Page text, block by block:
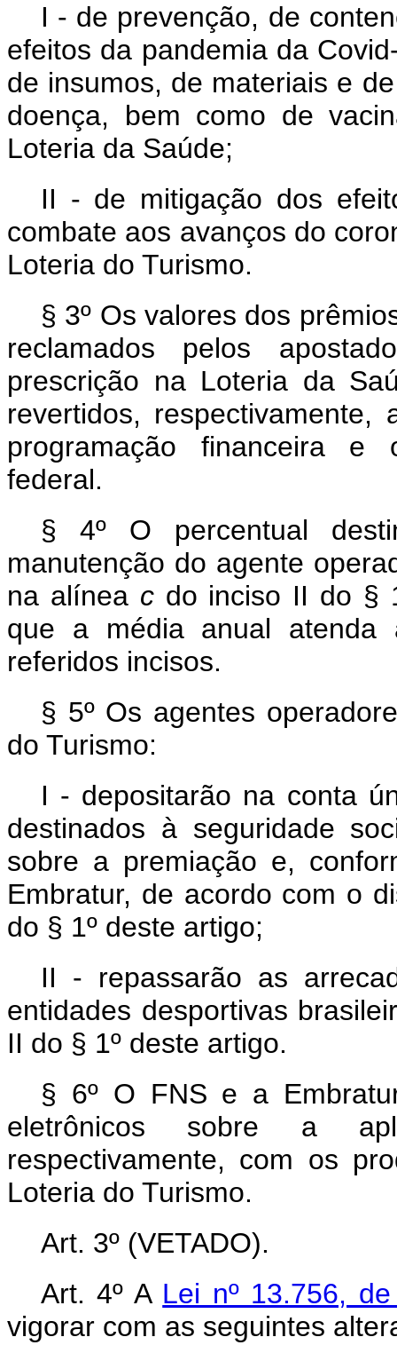
I - de prevenção, de
efeitos da pandemia da
de insumos, de materiais e
doença, bem como de
Loteria da Saúde;
II - de mitigação dos
combate aos avanços do
Loteria do Turismo.
§ 3º Os valores dos
reclamados pelos
prescrição na Loteria da
revertidos,
programação financeira e
federal.
§ 4º O percentual
manutenção do agente
na alínea cdo inciso II do §
que a média anual atenda
referidos incisos.
§ 5º Os agentes
do Turismo:
I - depositarão na conta
destinados à seguridade
sobre a premiação e,
Embratur, de acordo com o
do § 1º deste artigo;
II - repassarão as
entidades desportivas
II do § 1º deste artigo.
§ 6º O FNS e a
eletrônicos sobre a
respectivamente, com os
Loteria do Turismo.
Art. 3º (VETADO).
Art. 4º A Lei nº 13.756,
vigorar com as seguintes